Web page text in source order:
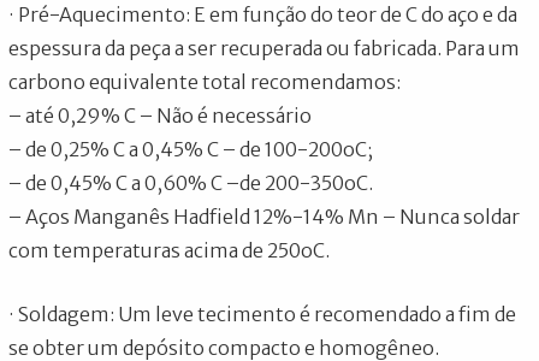
· Pré-Aquecimento: E em função do teor de C do aço e da
espessura da peça a ser recuperada ou fabricada. Para um
carbono equivalente total recomendamos:
– até 0,29% C – Não é necessário
– de 0,25% C a 0,45% C – de 100-200oC;
– de 0,45% C a 0,60% C –de 200-350oC.
– Aços Manganês Hadfield 12%-14% Mn – Nunca soldar
com temperaturas acima de 250oC.
· Soldagem: Um leve tecimento é recomendado a fim de
se obter um depósito compacto e homogêneo.